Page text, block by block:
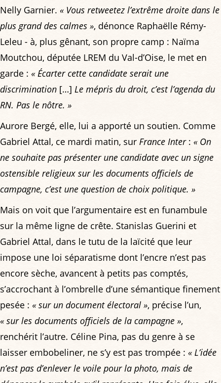
Nelly Garnier. « Vous retweetez l’extrême droite dans le
plus grand des calmes », dénonce Raphaëlle Rémy-
Leleu - à, plus gênant, son propre camp : Naïma
Moutchou, députée LREM du Val-d’Oise, le met en
garde : « Écarter cette candidate serait une
discrimination […] Le mépris du droit, c’est l’agenda du
RN. Pas le nôtre. »
Aurore Bergé, elle, lui a apporté un soutien. Comme
Gabriel Attal, ce mardi matin, sur France Inter: « On
ne souhaite pas présenter une candidate avec un signe
ostensible religieux sur les documents officiels de
campagne, c’est une question de choix politique. »
Mais on voit que l’argumentaire est en funambule
sur la même ligne de crête. Stanislas Guerini et
Gabriel Attal, dans le tutu de la laïcité que leur
impose une loi séparatisme dont l’encre n’est pas
encore sèche, avancent à petits pas comptés,
s’accrochant à l’ombrelle d’une sémantique finement
pesée : « sur un document électoral », précise l’un,
« sur les documents officiels de la campagne »,
renchérit l’autre. Céline Pina, pas du genre à se
laisser embobeliner, ne s’y est pas trompée : « L’idée
n’est pas d’enlever le voile pour la photo, mais de